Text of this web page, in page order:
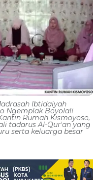
Ibtidaiyah
Ngemplak Boyolali
Rumah Kismoyoso,
tadarus Al-Qur'an yang
serta keluarga besar